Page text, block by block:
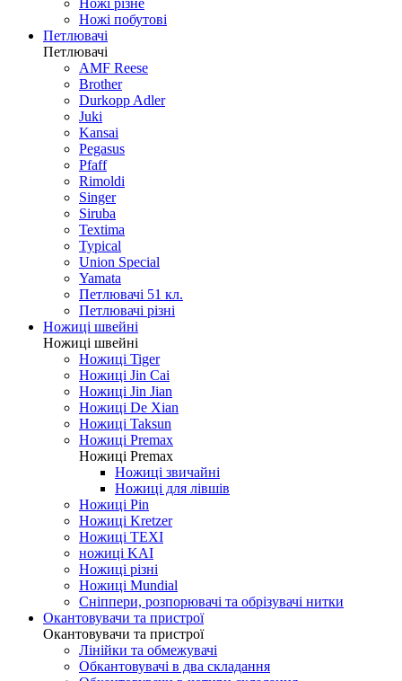
Ножі різне
Ножі побутові
Петлювачі
Петлювачі
AMF Reese
Brother
Durkopp Adler
Juki
Kansai
Pegasus
Pfaff
Rimoldi
Singer
Siruba
Textima
Typical
Union Special
Yamata
Петлювачі 51 кл.
Петлювачі різні
Ножиці швейні
Ножиці швейні
Ножиці Tiger
Ножиці Jin Cai
Ножиці Jin Jian
Ножиці De Xian
Ножиці Taksun
Ножиці Premax
Ножиці Premax
Ножиці звичайні
Ножиці для лівшів
Ножиці Pin
Ножиці Kretzer
Ножиці TEXI
ножиці KAI
Ножиці різні
Ножиці Mundial
Сніппери, розпорювачі та обрізувачі нитки
Окантовувачи та пристрої
Окантовувачи та пристрої
Лінійки та обмежувачі
Обкантовувачі в два складання